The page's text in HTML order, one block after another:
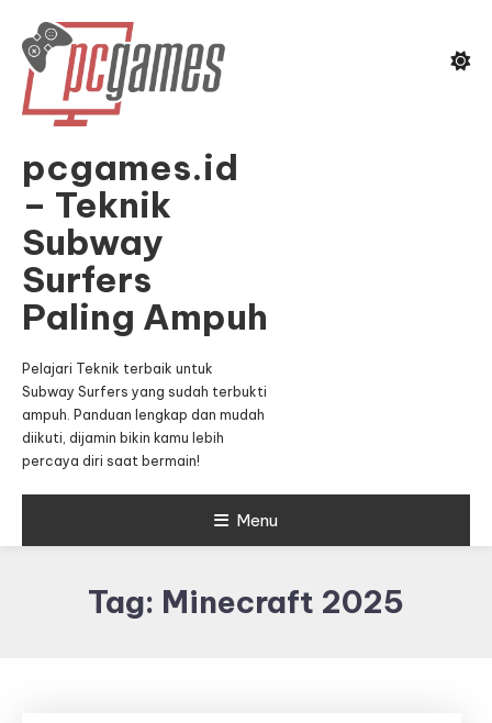
Content
pcgames.id
– Teknik
Subway
Surfers
Paling Ampuh
Pelajari Teknik terbaik untuk
Subway Surfers yang sudah terbukti
ampuh. Panduan lengkap dan mudah
diikuti, dijamin bikin kamu lebih
percaya diri saat bermain!
Menu
Tag: Minecraft 2025